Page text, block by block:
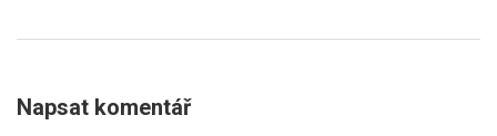
Napsat komentář